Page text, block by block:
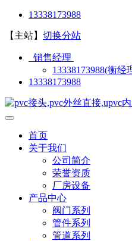
13338173988
【主站】 切换分站
销售经理
13338173988(衡经
13338173988
首页
关于我们
公司简介
荣誉资质
厂房设备
产品中心
阀门系列
管件系列
管道系列